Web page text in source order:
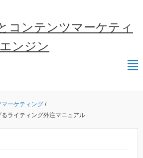
コンテンツマーケティ
ンジン
マーケティング /
ライティング外注マニュアル